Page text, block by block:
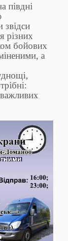
півдні
різних
бойових
а